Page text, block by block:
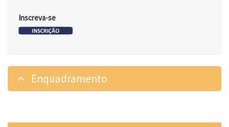
Inscreva-se
Enquadramento